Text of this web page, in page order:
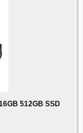
512GB SSD